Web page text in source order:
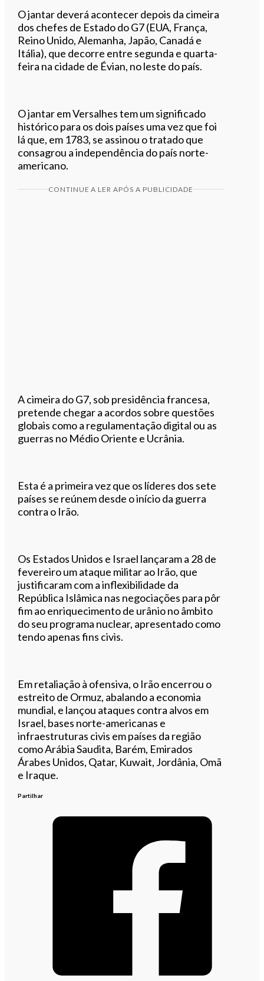
O jantar deverá acontecer depois da cimeira
dos chefes de Estado do G7 (EUA, França,
Reino Unido, Alemanha, Japão, Canadá e
Itália), que decorre entre segunda e quarta-
feira na cidade de Évian, no leste do país.
O jantar em Versalhes tem um significado
histórico para os dois países uma vez que foi
lá que, em 1783, se assinou o tratado que
consagrou a independência do país norte-
americano.
CONTINUE A LER APÓS A PUBLICIDADE
A cimeira do G7, sob presidência francesa,
pretende chegar a acordos sobre questões
globais como a regulamentação digital ou as
guerras no Médio Oriente e Ucrânia.
Esta é a primeira vez que os líderes dos sete
países se reúnem desde o início da guerra
contra o Irão.
Os Estados Unidos e Israel lançaram a 28 de
fevereiro um ataque militar ao Irão, que
justificaram com a inflexibilidade da
República Islâmica nas negociações para pôr
fim ao enriquecimento de urânio no âmbito
do seu programa nuclear, apresentado como
tendo apenas fins civis.
Em retaliação à ofensiva, o Irão encerrou o
estreito de Ormuz, abalando a economia
mundial, e lançou ataques contra alvos em
Israel, bases norte-americanas e
infraestruturas civis em países da região
como Arábia Saudita, Barém, Emirados
Árabes Unidos, Qatar, Kuwait, Jordânia, Omã
e Iraque.
Partilhar